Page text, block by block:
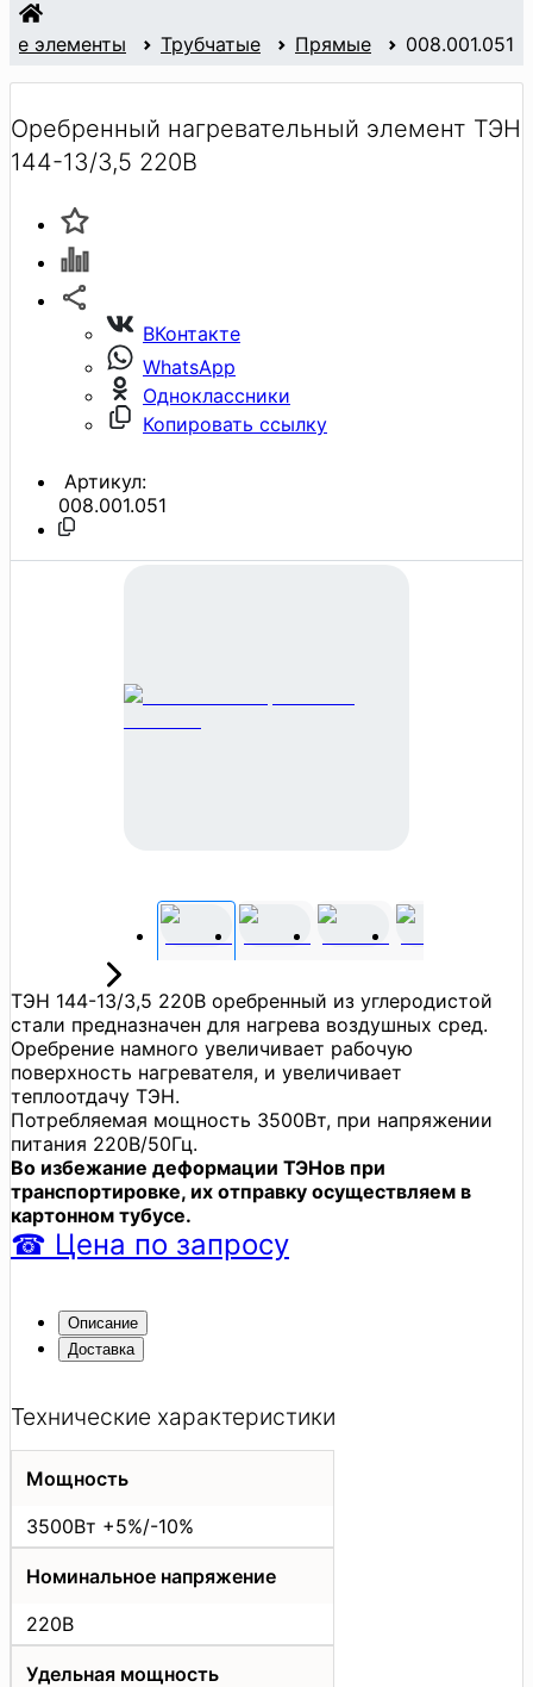
элементы Трубчатые Прямые 008.001.051
Оребренный нагревательный элемент ТЭН
144-13/3,5 220В
ВКонтакте
WhatsApp
Одноклассники
Копировать ссылку
Артикул:
008.001.051
ТЭН 144-13/3,5 220В оребренный из углеродистой
стали предназначен для нагрева воздушных сред.
Оребрение намного увеличивает рабочую
поверхность нагревателя, и увеличивает
теплоотдачу ТЭН.
Потребляемая мощность 3500Вт, при напряжении
питания 220В/50Гц.
Во избежание деформации ТЭНов при
транспортировке, их отправку осуществляем в
картонном тубусе.
☎ Цена по запросу
Описание
Доставка
Технические характеристики
Мощность
3500Вт +5%/-10%
Номинальное напряжение
220В
Удельная мощность